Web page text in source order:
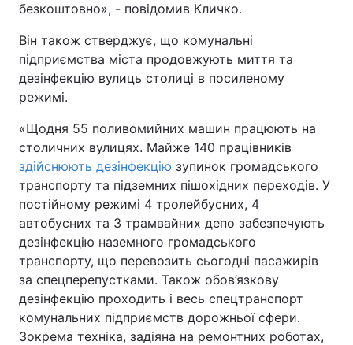
безкоштовно», - повідомив Кличко.
Він також стверджує, що комунальні
підприємства міста продовжують миття та
дезінфекцію вулиць столиці в посиленому
режимі.
«Щодня 55 поливомийних машин працюють на
столичних вулицях. Майже 140 працівників
здійснюють дезінфекцію зупинок громадського
транспорту та підземних пішохідних переходів. У
постійному режимі 4 тролейбусних, 4
автобусних та 3 трамвайних депо забезпечують
дезінфекцію наземного громадського
транспорту, що перевозить сьогодні пасажирів
за спецперепустками. Також обов’язкову
дезінфекцію проходить і весь спецтранспорт
комунальних підприємств дорожньої сфери.
Зокрема техніка, задіяна на ремонтних роботах,